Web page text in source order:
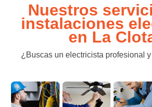
Nuestros
instalaciones
en La
¿Buscas un electricista profesional